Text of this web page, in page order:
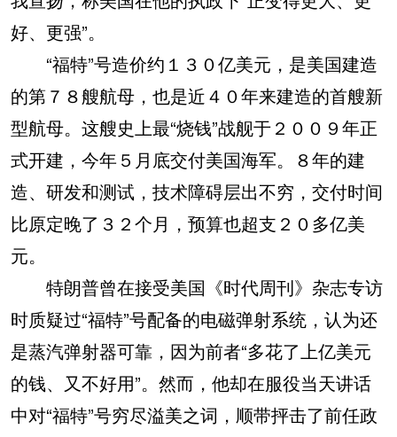
好、更强”。
“福特”号造价约１３０亿美元，是美国建造
的第７８艘航母，也是近４０年来建造的首艘新
型航母。这艘史上最“烧钱”战舰于２００９年正
式开建，今年５月底交付美国海军。８年的建
造、研发和测试，技术障碍层出不穷，交付时间
比原定晚了３２个月，预算也超支２０多亿美
元。
特朗普曾在接受美国《时代周刊》杂志专访
时质疑过“福特”号配备的电磁弹射系统，认为还
是蒸汽弹射器可靠，因为前者“多花了上亿美元
的钱、又不好用”。然而，他却在服役当天讲话
中对“福特”号穷尽溢美之词，顺带抨击了前任政